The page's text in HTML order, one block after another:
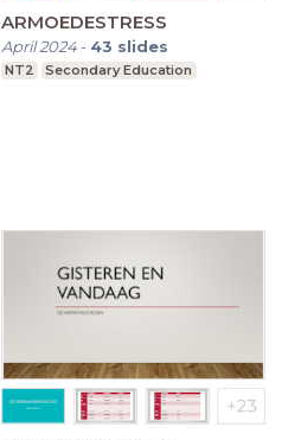
ARMOEDESTRESS
April 2024- 43 slides
NT2 Secondary Education